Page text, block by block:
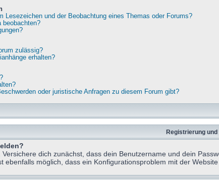
Lesezeichen und der Beobachtung eines Themas oder Forums?
beobachten?
zulässig?
erhalten?
oder juristische Anfragen zu diesem Forum gibt?
Registrierung und
dich zunächst, dass dein Benutzername und dein
ebenfalls möglich, dass ein Konfigurationsproblem mit der